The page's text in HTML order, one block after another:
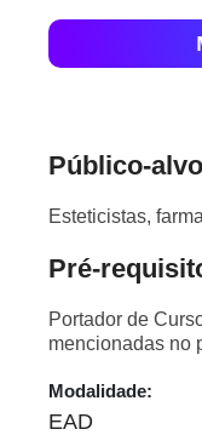
Público-alvo
Esteticistas,
Pré-
Portador de
mencionadas no
Modalidade:
EAD